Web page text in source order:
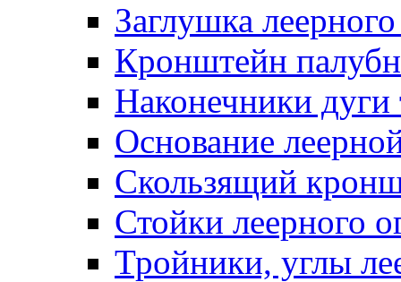
Заглушка
Кронштейн
Наконечники дуги
Основание
Скользящий
Стойки леерного
Тройники, углы